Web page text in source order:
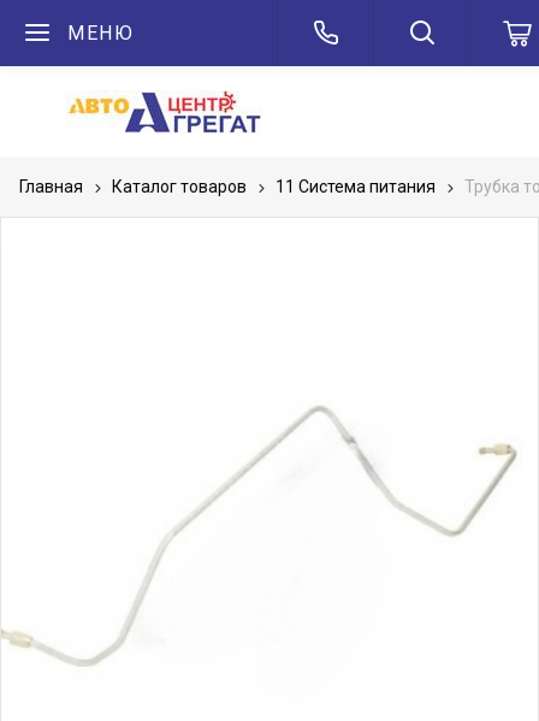
МЕНЮ
Главная Каталог товаров 11 Система питания Трубка